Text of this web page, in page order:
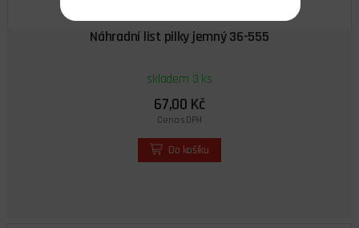
Náhradní list pilky jemný 36-555
skladem 3 ks
67,00 Kč
Cena s DPH
Do košíku